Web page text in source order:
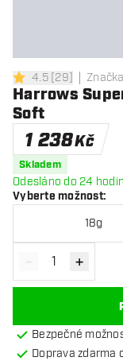
4.5 hodnoticí
4.5[29] Značka
Harrows
Soft
1 238Kč
Skladem
Odesláno do 24 hodin
Vyberte možnost:
18g
Snížit množství
- Zvýšit
+
Bezpečné
Doprava zdarma